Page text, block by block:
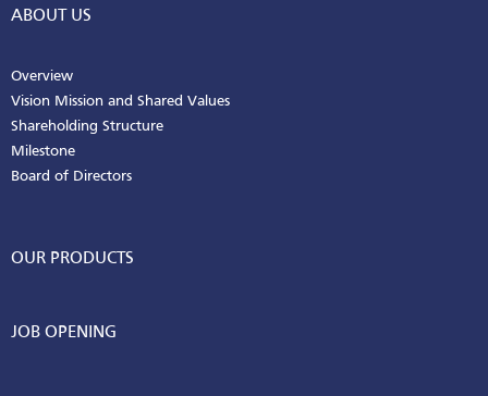
ABOUT US
Overview
Vision Mission and Shared Values
Shareholding Structure
Milestone
Board of Directors
OUR PRODUCTS
JOB OPENING